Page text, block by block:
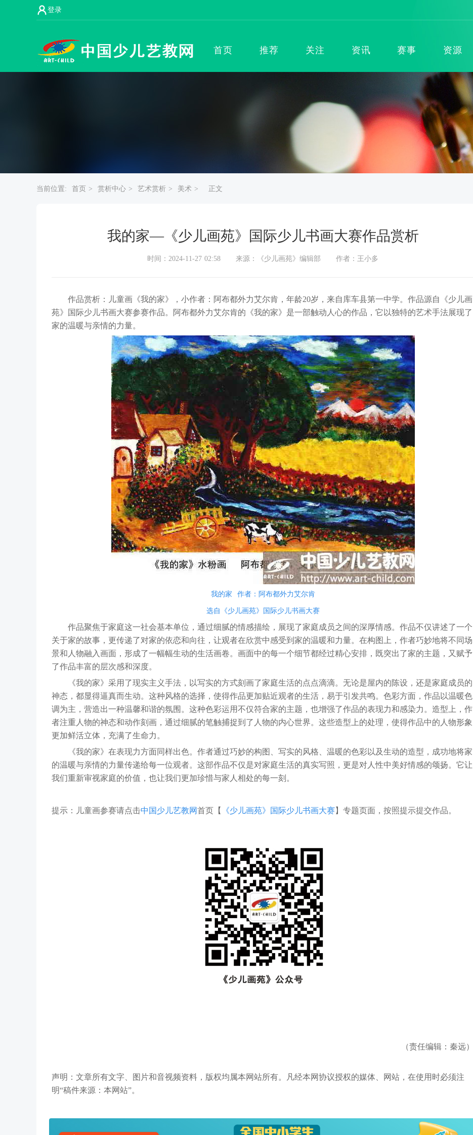
登录
首页 推荐 关注 资讯 赛事 资源
当前位置: 首页 > 赏析中心 > 艺术赏析 > 美术 > 正文
我的家—《少儿画苑》国际少儿书画大赛作品赏析
时间：2024-11-27 02:58 来源：《少儿画苑》编辑部 作者：王小多
作品赏析：儿童画《我的家》，小作者：阿布都外力艾尔肯，年龄20岁，来自库车县第一中学。作品源自《少儿画
苑》国际少儿书画大赛参赛作品。阿布都外力艾尔肯的《我的家》是一部触动人心的作品，它以独特的艺术手法展现了
家的温暖与亲情的力量。
我的家 作者：阿布都外力艾尔肯
选自《少儿画苑》国际少儿书画大赛
作品聚焦于家庭这一社会基本单位，通过细腻的情感描绘，展现了家庭成员之间的深厚情感。作品不仅讲述了一个
关于家的故事，更传递了对家的依恋和向往，让观者在欣赏中感受到家的温暖和力量。在构图上，作者巧妙地将不同场
景和人物融入画面，形成了一幅幅生动的生活画卷。画面中的每一个细节都经过精心安排，既突出了家的主题，又赋予
了作品丰富的层次感和深度。
《我的家》采用了现实主义手法，以写实的方式刻画了家庭生活的点点滴滴。无论是屋内的陈设，还是家庭成员的
神态，都显得逼真而生动。这种风格的选择，使得作品更加贴近观者的生活，易于引发共鸣。色彩方面，作品以温暖色
调为主，营造出一种温馨和谐的氛围。这种色彩运用不仅符合家的主题，也增强了作品的表现力和感染力。造型上，作
者注重人物的神态和动作刻画，通过细腻的笔触捕捉到了人物的内心世界。这些造型上的处理，使得作品中的人物形象
更加鲜活立体，充满了生命力。
《我的家》在表现力方面同样出色。作者通过巧妙的构图、写实的风格、温暖的色彩以及生动的造型，成功地将家
的温暖与亲情的力量传递给每一位观者。这部作品不仅是对家庭生活的真实写照，更是对人性中美好情感的颂扬。它让
我们重新审视家庭的价值，也让我们更加珍惜与家人相处的每一刻。
提示：儿童画参赛请点击中国少儿艺教网首页【 《少儿画苑》国际少儿书画大赛 】专题页面，按照提示提交作品。
（责任编辑：秦远）
声明：文章所有文字、图片和音视频资料，版权均属本网站所有。凡经本网协议授权的媒体、网站，在使用时必须注
明“稿件来源：本网站”。